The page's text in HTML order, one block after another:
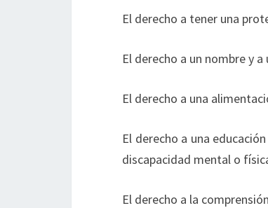
El derecho a tener una
El derecho a un nombre y
El derecho a una
El derecho a una
discapacidad mental o
El derecho a la